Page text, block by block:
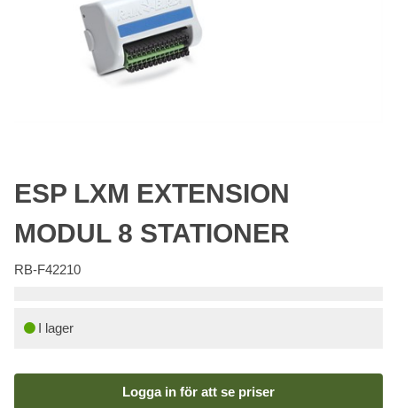
ESP LXM EXTENSION
MODUL 8 STATIONER
RB-F42210
I lager
Logga in för att se priser